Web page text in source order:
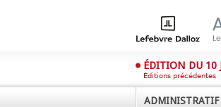
ÉDITION DU 10
Éditions précédentes
ADMINISTRATIF